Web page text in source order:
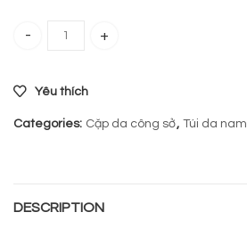
Túi xách laptop da bò 058 quantity
Yêu thích
Categories: Cặp da công sở, Túi da nam
DESCRIPTION